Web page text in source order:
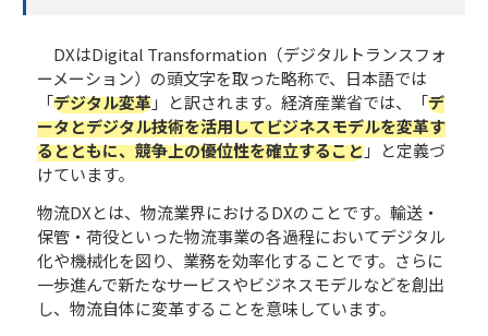
DXはDigital Transformation（デジタルトランスフォ
ーメーション）の頭文字を取った略称で、日本語では
「デジタル変革」と訳されます。経済産業省では、「デ
ータとデジタル技術を活用してビジネスモデルを変革す
るとともに、競争上の優位性を確立すること」と定義づ
けています。
物流DXとは、物流業界におけるDXのことです。輸送・
保管・荷役といった物流事業の各過程においてデジタル
化や機械化を図り、業務を効率化することです。さらに
一歩進んで新たなサービスやビジネスモデルなどを創出
し、物流自体に変革することを意味しています。